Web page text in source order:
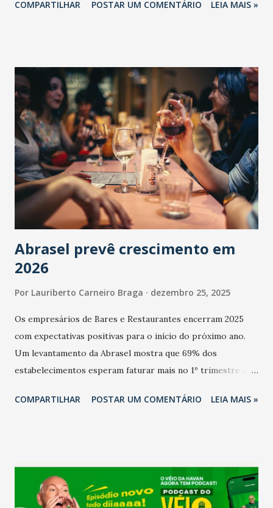
COMPARTILHAR POSTAR UM COMENTÁRIO LEIA MAIS »
Abrasel prevê crescimento em
2026
Por Lauriberto Carneiro Braga dezembro 25, 2025
Os empresários de Bares e Restaurantes encerram 2025
com expectativas positivas para o início do próximo ano.
Um levantamento da Abrasel mostra que 69% dos
estabelecimentos esperam faturar mais no 1º trimestre de
relação ao último trimestre deste ano, 56% também
confraternizações de fim de ano e pelo pagamento do 13º
Salário para um número maior de trabalhadores, já que o
COMPARTILHAR POSTAR UM COMENTÁRIO LEIA MAIS »